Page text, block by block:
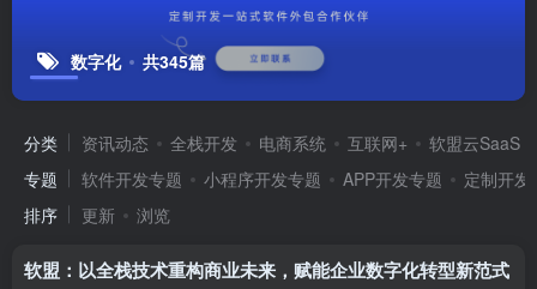
数字化 共345篇
分类 资讯动态 全栈开发 电商系统 互联网+
软盟云SaaS
专题
软件开发专题 小程序开发专题 APP开发专题
定制开发
排序
更新 浏览
软盟：以全栈技术重构商业未来，赋能企业数字化转型新范式